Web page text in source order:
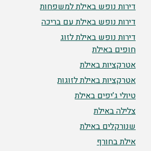
דירות נופש באילת למשפחות
דירות נופש באילת עם בריכה
דירות נופש באילת לזוג
חופים באילת
אטרקציות באילת
אטרקציות באילת לזוגות
טיולי ג’יפים באילת
צלילה באילת
שנורקלים באילת
אילת בחורף